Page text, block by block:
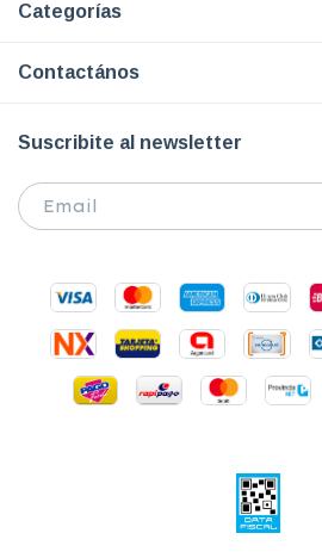
Categorías
Contactános
Suscribite al newsletter